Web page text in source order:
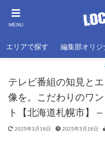
MENU
エリアで探す 編集部オリジ
テレビ番組の知見と
像を。こだわりのワ
ト【北海道札幌市】
2025年3月16日 2025年3月16日